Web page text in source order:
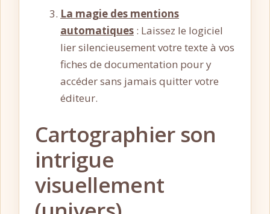
La magie des mentions
automatiques : Laissez le logiciel
lier silencieusement votre texte à vos
fiches de documentation pour y
accéder sans jamais quitter votre
éditeur.
Cartographier son
intrigue
visuellement